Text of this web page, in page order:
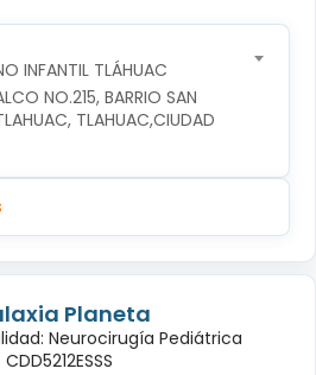
INFANTIL TLÁHUAC
NO.215, BARRIO SAN
TLAHUAC,CIUDAD
Planeta
Neurocirugía Pediátrica